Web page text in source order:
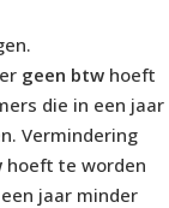
geen btw hoeft
die in een jaar
Vermindering
hoeft te worden
jaar minder